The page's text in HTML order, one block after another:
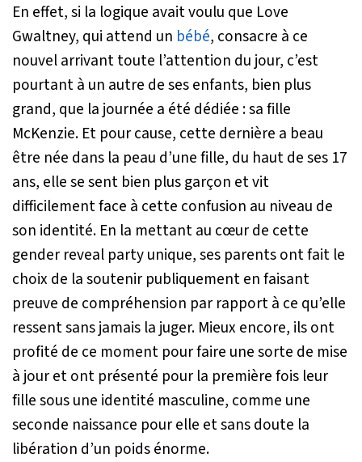
En effet, si la logique avait voulu que Love
Gwaltney, qui attend un bébé, consacre à ce
nouvel arrivant toute l’attention du jour, c’est
pourtant à un autre de ses enfants, bien plus
grand, que la journée a été dédiée : sa fille
McKenzie. Et pour cause, cette dernière a beau
être née dans la peau d’une fille, du haut de ses 17
ans, elle se sent bien plus garçon et vit
difficilement face à cette confusion au niveau de
son identité. En la mettant au cœur de cette
gender reveal party unique, ses parents ont fait le
choix de la soutenir publiquement en faisant
preuve de compréhension par rapport à ce qu’elle
ressent sans jamais la juger. Mieux encore, ils ont
profité de ce moment pour faire une sorte de mise
à jour et ont présenté pour la première fois leur
fille sous une identité masculine, comme une
seconde naissance pour elle et sans doute la
libération d’un poids énorme.